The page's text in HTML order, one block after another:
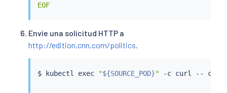
EOF
Envíe una solicitud HTTP a
http://edition.cnn.com/politics.
$ kubectl exec "${SOURCE_POD}" -c curl -- curl